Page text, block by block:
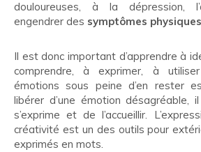
douloureuses, à la dépression,
engendrer des symptômes physiques
Il est donc important d’apprendre à
comprendre, à exprimer, à
émotions sous peine d’en rester
libérer d’une émotion
s’exprime et de l’accueillir.
créativité est un des outils pour
exprimés en mots.